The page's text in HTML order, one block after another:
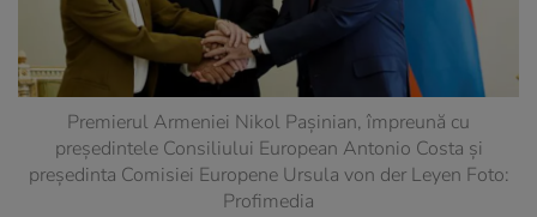
Premierul Armeniei Nikol Pașinian, împreună cu
președintele Consiliului European Antonio Costa și
președinta Comisiei Europene Ursula von der Leyen Foto:
Profimedia